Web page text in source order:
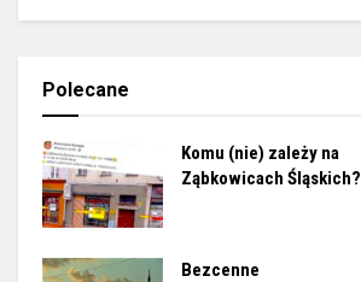
Polecane
Komu (nie) zależy na
Ząbkowicach Śląskich?
Bezcenne